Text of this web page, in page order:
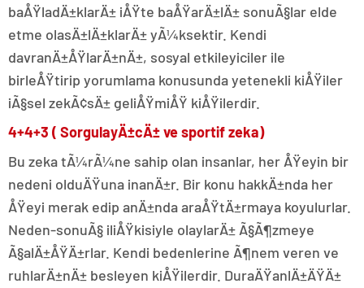
baÅŸladÄ±klarÄ± iÅŸte baÅŸarÄ±lÄ± sonuÃ§lar elde
etme olasÄ±lÄ±klarÄ± yÃ¼ksektir. Kendi
davranÄ±ÅŸlarÄ±nÄ±, sosyal etkileyiciler ile
birleÅŸtirip yorumlama konusunda yetenekli kiÅŸiler
iÃ§sel zekÃ¢sÄ± geliÅŸmiÅŸ kiÅŸilerdir.
4+4+3 ( SorgulayÄ±cÄ± ve sportif zeka)
Bu zeka tÃ¼rÃ¼ne sahip olan insanlar, her ÅŸeyin bir
nedeni olduÄŸuna inanÄ±r. Bir konu hakkÄ±nda her
ÅŸeyi merak edip anÄ±nda araÅŸtÄ±rmaya koyulurlar.
Neden-sonuÃ§ iliÅŸkisiyle olaylarÄ± Ã§Ã¶zmeye
Ã§alÄ±ÅŸÄ±rlar. Kendi bedenlerine Ã¶nem veren ve
ruhlarÄ±nÄ± besleyen kiÅŸilerdir. DuraÄŸanlÄ±ÄŸÄ±